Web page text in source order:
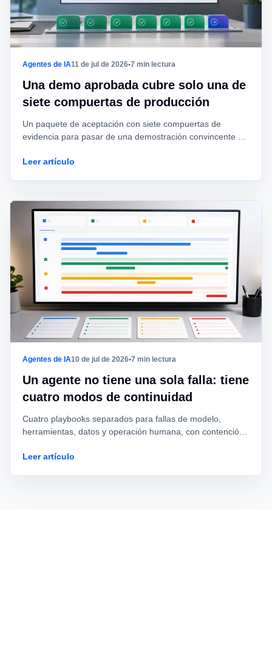
Agentes de IA11 de jul de 2026•7 min lectura
Una demo aprobada cubre solo una de
siete compuertas de producción
Un paquete de aceptación con siete compuertas de
evidencia para pasar de una demostración convincente a
Leer artículo
Agentes de IA10 de jul de 2026•7 min lectura
Un agente no tiene una sola falla: tiene
cuatro modos de continuidad
Cuatro playbooks separados para fallas de modelo,
herramientas, datos y operación humana, con contención,
Leer artículo